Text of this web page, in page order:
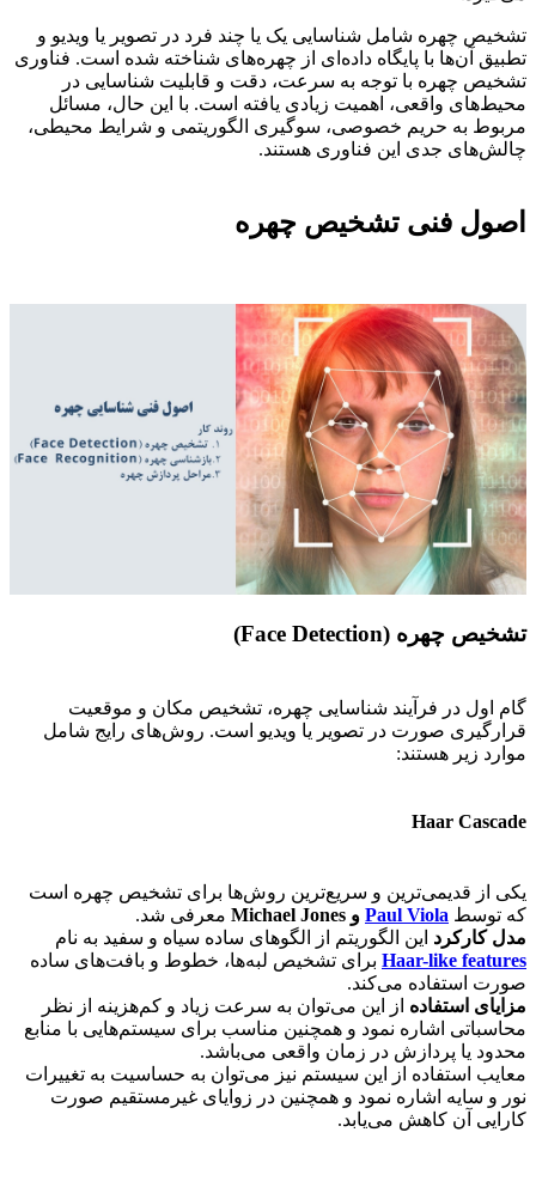
تشخیص چهره شامل شناسایی یک یا چند فرد در تصویر یا ویدیو و
تطبیق آن‌ها با پایگاه داده‌ای از چهره‌های شناخته شده است. فناوری
تشخیص چهره با توجه به سرعت، دقت و قابلیت شناسایی در
محیط‌های واقعی، اهمیت زیادی یافته است. با این حال، مسائل
مربوط به حریم خصوصی، سوگیری الگوریتمی و شرایط محیطی،
چالش‌های جدی این فناوری هستند.
اصول فنی تشخیص چهره
تشخیص چهره (Face Detection)
گام اول در فرآیند شناسایی چهره، تشخیص مکان و موقعیت
قرارگیری صورت در تصویر یا ویدیو است. روش‌های رایج شامل
موارد زیر هستند:
Haar Cascade
یکی از قدیمی‌ترین و سریع‌ترین روش‌ها برای تشخیص چهره است
که توسط Paul Viola و Michael Jones
معرفی شد.
مدل کارکرد این الگوریتم از الگوهای ساده سیاه و سفید به نام
Haar-like features برای تشخیص لبه‌ها، خطوط و بافت‌های ساده
صورت استفاده می‌کند.
مزایای استفاده از این می‌توان به سرعت زیاد و کم‌هزینه از نظر
محاسباتی اشاره نمود و همچنین مناسب برای سیستم‌هایی با منابع
محدود یا پردازش در زمان واقعی می‌باشد.
معایب استفاده از این سیستم نیز می‌توان به حساسیت به تغییرات
نور و سایه اشاره نمود و همچنین در زوایای غیرمستقیم صورت
کارایی آن کاهش می‌یابد.